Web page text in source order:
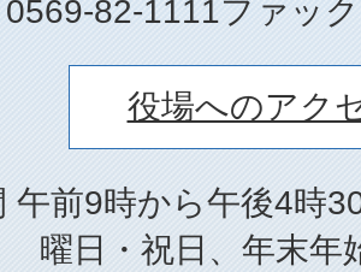
0569-82-1111ファッ
役場へのアク
午前9時から午後4時
曜日・祝日、年末年